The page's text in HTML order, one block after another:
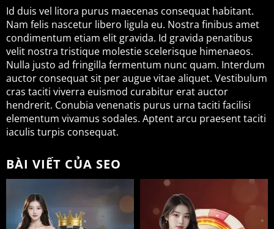
Id duis vel litora purus maecenas consequat habitant.
Nam felis nascetur libero ligula eu. Nostra finibus amet
condimentum etiam elit gravida. Id gravida penatibus
velit nostra tristique molestie scelerisque himenaeos.
Nulla justo ad fringilla fermentum nunc quam. Interdum
auctor consequat sit per augue vitae aliquet. Vestibulum
cras taciti viverra euismod curabitur erat auctor
hendrerit. Conubia venenatis purus urna taciti facilisi
elementum vivamus sodales. Aptent arcu praesent taciti
iaculis turpis consequat.
BÀI VIẾT CỦA SEO